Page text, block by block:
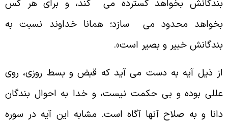
بخواهد گسترده می کند، و برای هر کس
محدود می سازد؛ همانا خداوند نسبت به
خبیر و بصیر است».
ذیل آیه به دست می آید که قبض و بسط روزی، روی
بوده و بی حکمت نیست، و خدا به احوال بندگان
و به صلاح آنها آگاه است. مشابه این آیه در سوره